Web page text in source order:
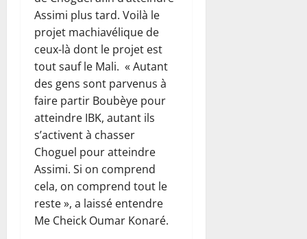
Assimi plus tard. Voilà le
projet machiavélique de
ceux-là dont le projet est
tout sauf le Mali. « Autant
des gens sont parvenus à
faire partir Boubèye pour
atteindre IBK, autant ils
s’activent à chasser
Choguel pour atteindre
Assimi. Si on comprend
cela, on comprend tout le
reste », a laissé entendre
Me Cheick Oumar Konaré.